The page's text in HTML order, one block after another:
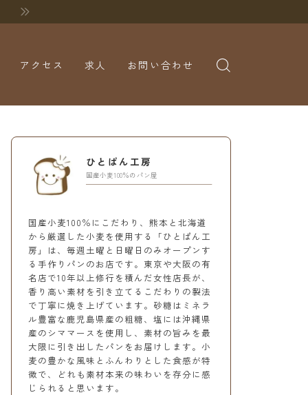
アクセス 求人 お問い合わせ
ひとぱん工房
国産小麦100％のパン屋
国産小麦100％にこだわり、熊本と北海道
から厳選した小麦を使用する「ひとぱん工
房」は、毎週土曜と日曜日のみオープンす
る手作りパンのお店です。東京や大阪の有
名店で10年以上修行を積んだ女性店長が、
香り高い素材を引き立てるこだわりの製法
で丁寧に焼き上げています。砂糖はミネラ
ル豊富な鹿児島県産の粗糖、塩には沖縄県
産のシママースを使用し、素材の旨みを最
大限に引き出したパンをお届けします。小
麦の豊かな風味とふんわりとした食感が特
徴で、どれも素材本来の味わいを存分に感
じられると思います。